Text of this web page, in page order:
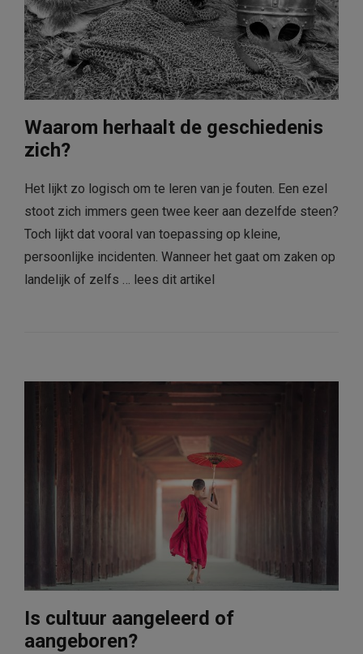
Waarom herhaalt de geschiedenis
zich?
Het lijkt zo logisch om te leren van je fouten. Een ezel
stoot zich immers geen twee keer aan dezelfde steen?
Toch lijkt dat vooral van toepassing op kleine,
persoonlijke incidenten. Wanneer het gaat om zaken op
landelijk of zelfs … lees dit artikel
Is cultuur aangeleerd of
aangeboren?